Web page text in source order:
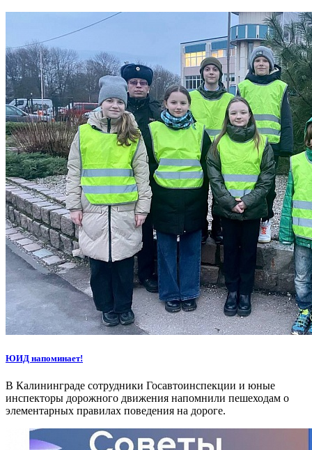
ЮИД напоминает!
В Калининграде сотрудники Госавтоинспекции и юные
инспекторы дорожного движения напомнили пешеходам о
элементарных правилах поведения на дороге.